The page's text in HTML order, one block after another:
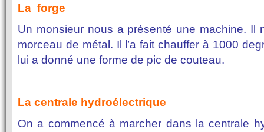
La forge
Un monsieur nous a présenté une machine. Il
morceau de métal. Il l’a fait chauffer à 1000
lui a donné une forme de pic de couteau.
La centrale hydroélectrique
On a commencé à marcher dans la centrale